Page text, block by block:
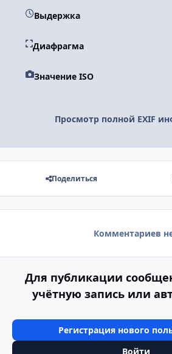
Выдержка
Диафрагма
Значение ISO
Просмотр полной EXIF
Поделиться
Комментариев
Для публикации
учётную запись или
Регистрация нового
Войти